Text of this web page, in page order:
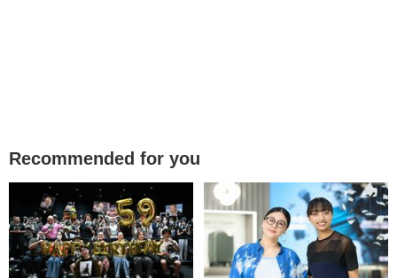
Recommended for you